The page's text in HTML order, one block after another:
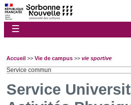
☰
Accueil >> Vie de campus >> vie sportive
Service commun
Service